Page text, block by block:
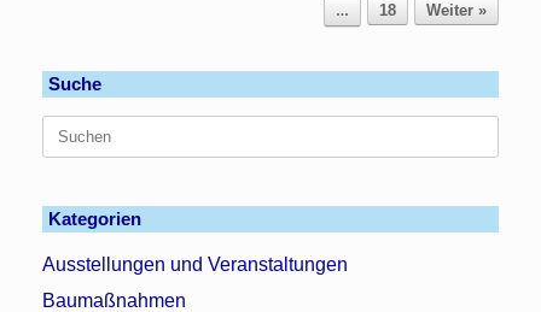
… 18 Weiter »
Suche
Suchen
Kategorien
Ausstellungen und Veranstaltungen
Baumaßnahmen